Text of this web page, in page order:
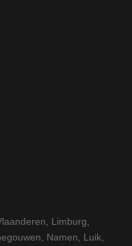
Limburg
Namen Luik